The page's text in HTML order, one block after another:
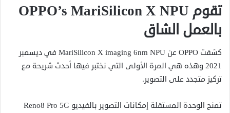
تقوم OPPO’s MariSilicon X NPU
بالعمل الشاق
كشفت OPPO عن MariSilicon X imaging 6nm NPU في ديسمبر
2021 وهذه هي المرة الأولى التي نختبر فيها أحدث شريحة مع
تركيز متجدد على التصوير.
تمنح الوحدة المستقلة إمكانات التصوير بالفيديو Reno8 Pro 5G